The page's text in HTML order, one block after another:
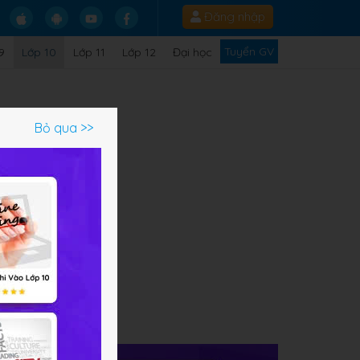
Đăng nhập
Lớp 10 Lớp 11 Lớp 12 Đại học Tuyển GV
Bỏ qua >>